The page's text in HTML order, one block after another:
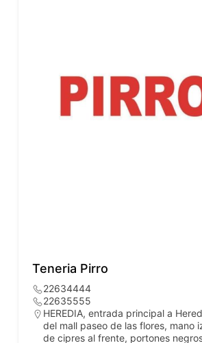
Teneria Pirro
22634444
22635555
HEREDIA, entrada principal a
del mall paseo de las flores, mano
de cipres al frente, portones